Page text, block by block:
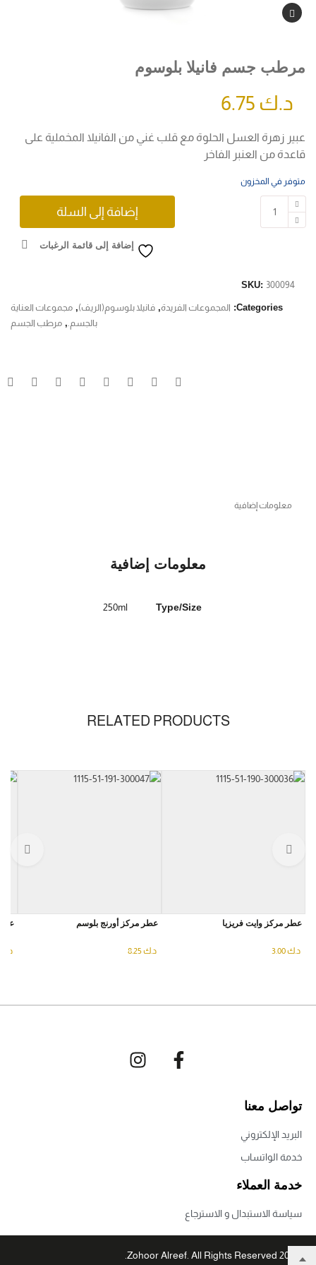
مرطب جسم فانيلا بلوسوم
د.ك
عبير زهرة العسل الحلوة مع قلب غني من الفانيلا المخملية على
قاعدة من العنبر الفاخر
متوفر في المخزون
إضافة إلى السلة
إضافة إلى قائمة الرغبات
SKU: 300094
Categories: المجموعات الفريدة, فانيلا بلوسوم(الريف), مجموعات العناية
بالجسم., مرطب الجسم
معلومات إضافية
معلومات إضافية
Type/Size
250ml
RELATED PRODUCTS
عطر مركز وايت فريزيا
د.ك
عطر مركز أورنج بلوسم
د.ك د.ك
تواصل معنا
البريد الإلكتروني
خدمة الواتساب
خدمة العملاء
سياسة الاستبدال و الاسترجاع
© 2022 Zohoor Alreef. All Rights Reserved.